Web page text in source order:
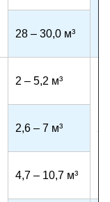
28 – 30,0 м³
2 – 5,2 м³
2,6 – 7 м³
4,7 – 10,7 м³